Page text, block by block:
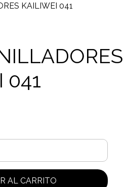
KAILIWEI 041
041
AL CARRITO